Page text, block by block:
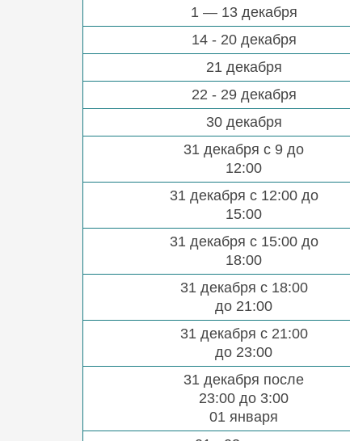
1 — 13 декабря
14 - 20 декабря
21 декабря
22 - 29 декабря
30 декабря
31 декабря с 9 до
12:00
31 декабря с 12:00 до
15:00
31 декабря с 15:00 до
18:00
31 декабря с 18:00
до 21:00
31 декабря с 21:00
до 23:00
31 декабря после
23:00 до 3:00
01 января